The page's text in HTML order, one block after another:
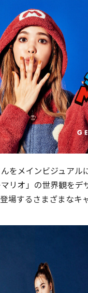
をメインビジュア
リオ」の世界観を
場するさまざまなキ